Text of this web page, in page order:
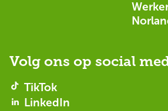
Volg ons op social
TikTok
LinkedIn